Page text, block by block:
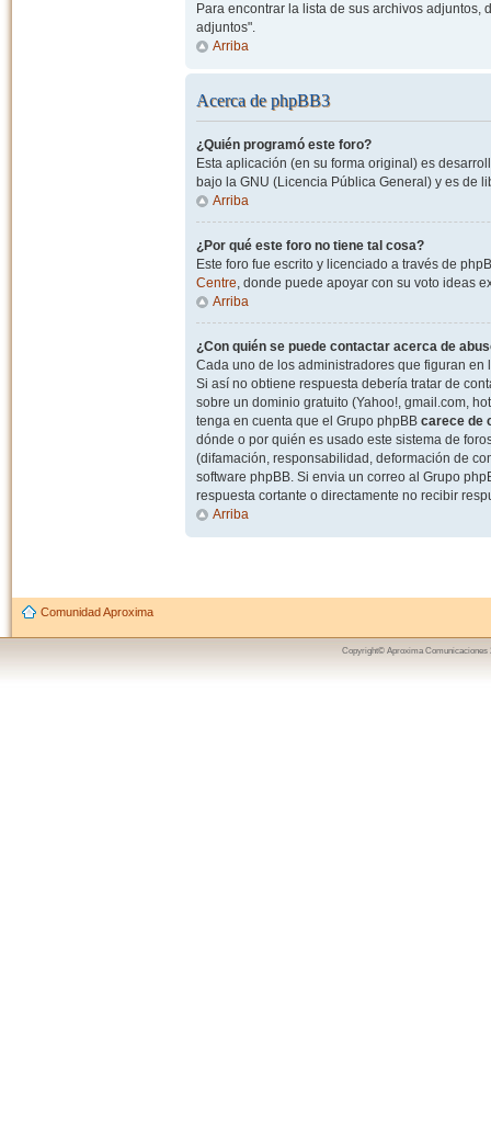
Para encontrar la lista de sus archivos
adjuntos".
Arriba
Acerca de phpBB3
¿Quién programó este foro?
Esta aplicación (en su forma original) es
bajo la GNU (Licencia Pública General) y es de
Arriba
¿Por qué este foro no tiene tal cosa?
Este foro fue escrito y licenciado a través de
Centre, donde puede apoyar con su voto ideas
Arriba
¿Con quién se puede contactar acerca de
Cada uno de los administradores que figuran
Si así no obtiene respuesta debería tratar de
sobre un dominio gratuito (Yahoo!, gmail.com,
tenga en cuenta que el Grupo phpBB carece de
dónde o por quién es usado este sistema de
(difamación, responsabilidad, deformación de
software phpBB. Si envia un correo al Grupo
respuesta cortante o directamente no recibir
Arriba
Comunidad Aproxima
Copyright© Aproxima Comunicaciones